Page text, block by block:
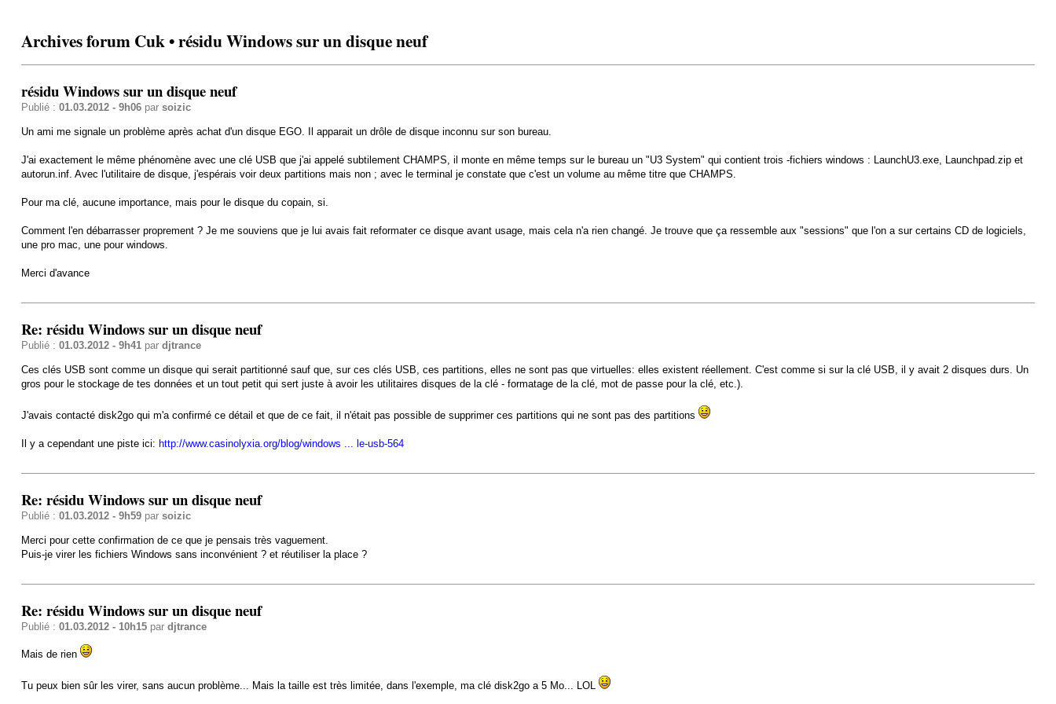
Archives forum Cuk • résidu Windows sur un disque neuf
résidu Windows sur un disque neuf
Publié : 01.03.2012 - 9h06par soizic
Un ami me signale un problème après achat d'un disque EGO. Il apparait un drôle de disque inconnu sur son bureau.
J'ai exactement le même phénomène avec une clé USB que j'ai appelé subtilement CHAMPS, il monte en même temps sur le bureau un "U3 System" qui contient trois -fichiers windows : LaunchU3.exe, Launchpad.zip et
autorun.inf. Avec l'utilitaire de disque, j'espérais voir deux partitions mais non ; avec le terminal je constate que c'est un volume au même titre que CHAMPS.
Pour ma clé, aucune importance, mais pour le disque du copain, si.
Comment l'en débarrasser proprement ? Je me souviens que je lui avais fait reformater ce disque avant usage, mais cela n'a rien changé. Je trouve que ça ressemble aux "sessions" que l'on a sur certains CD de logiciels,
une pro mac, une pour windows.
Merci d'avance
Re: résidu Windows sur un disque neuf
Publié : 01.03.2012 - 9h41par djtrance
Ces clés USB sont comme un disque qui serait partitionné sauf que, sur ces clés USB, ces partitions, elles ne sont pas que virtuelles: elles existent réellement. C'est comme si sur la clé USB, il y avait 2 disques durs. Un
gros pour le stockage de tes données et un tout petit qui sert juste à avoir les utilitaires disques de la clé - formatage de la clé, mot de passe pour la clé, etc.).
J'avais contacté disk2go qui m'a confirmé ce détail et que de ce fait, il n'était pas possible de supprimer ces partitions qui ne sont pas des partitions
Il y a cependant une piste ici: http://www.casinolyxia.org/blog/windows ... le-usb-564
Re: résidu Windows sur un disque neuf
Publié : 01.03.2012 - 9h59par soizic
Merci pour cette confirmation de ce que je pensais très vaguement.
Puis-je virer les fichiers Windows sans inconvénient ? et réutiliser la place ?
Re: résidu Windows sur un disque neuf
Publié : 01.03.2012 - 10h15par djtrance
Mais de rien
Tu peux bien sûr les virer, sans aucun problème... Mais la taille est très limitée, dans l'exemple, ma clé disk2go a 5 Mo... LOL